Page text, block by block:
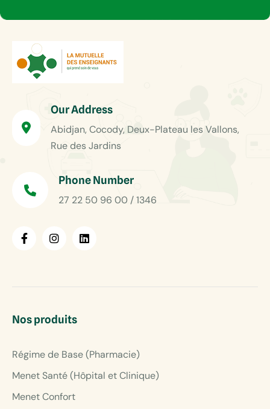
Our Address
Abidjan, Cocody, Deux-Plateau les Vallons,
Rue des Jardins
Phone Number
27 22 50 96 00 / 1346
Nos produits
Régime de Base (Pharmacie)
Menet Santé (Hôpital et Clinique)
Menet Confort